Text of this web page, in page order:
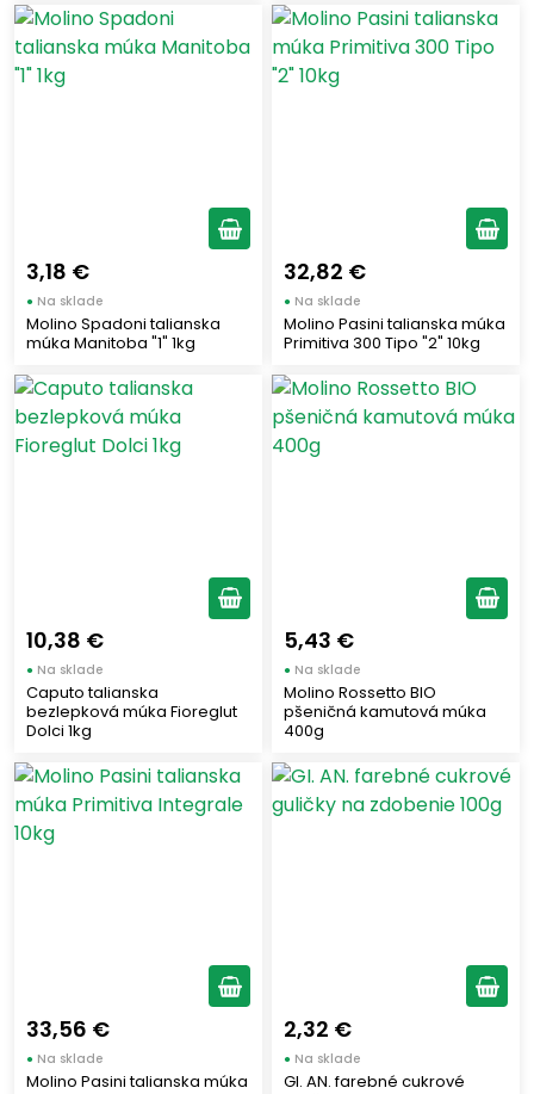
3,18 €
● Na sklade
Molino Spadoni talianska
múka Manitoba "1" 1kg
32,82 €
● Na sklade
Molino Pasini talianska múka
Primitiva 300 Tipo "2" 10kg
10,38 €
● Na sklade
Caputo talianska
bezlepková múka Fioreglut
Dolci 1kg
5,43 €
● Na sklade
Molino Rossetto BIO
pšeničná kamutová múka
400g
33,56 €
● Na sklade
Molino Pasini talianska múka
2,32 €
● Na sklade
GI. AN. farebné cukrové